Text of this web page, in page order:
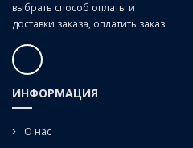
выбрать способ оплаты и
доставки заказа, оплатить заказ.
ИНФОРМАЦИЯ
О нас